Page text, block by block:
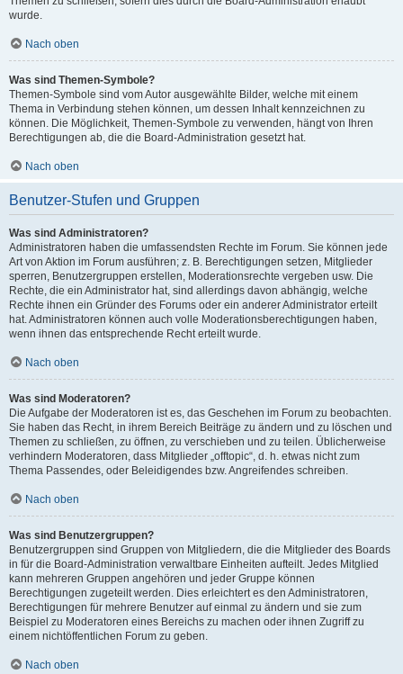
wurde.
Nach oben
Was sind Themen-Symbole?
Themen-Symbole sind vom Autor ausgewählte Bilder, welche mit einem
Thema in Verbindung stehen können, um dessen Inhalt kennzeichnen zu
können. Die Möglichkeit, Themen-Symbole zu verwenden, hängt von Ihren
Berechtigungen ab, die die Board-Administration gesetzt hat.
Nach oben
Benutzer-Stufen und Gruppen
Was sind Administratoren?
Administratoren haben die umfassendsten Rechte im Forum. Sie können jede
Art von Aktion im Forum ausführen; z. B. Berechtigungen setzen, Mitglieder
sperren, Benutzergruppen erstellen, Moderationsrechte vergeben usw. Die
Rechte, die ein Administrator hat, sind allerdings davon abhängig, welche
Rechte ihnen ein Gründer des Forums oder ein anderer Administrator erteilt
hat. Administratoren können auch volle Moderationsberechtigungen haben,
wenn ihnen das entsprechende Recht erteilt wurde.
Nach oben
Was sind Moderatoren?
Die Aufgabe der Moderatoren ist es, das Geschehen im Forum zu beobachten.
Sie haben das Recht, in ihrem Bereich Beiträge zu ändern und zu löschen und
Themen zu schließen, zu öffnen, zu verschieben und zu teilen. Üblicherweise
verhindern Moderatoren, dass Mitglieder „offtopic“, d. h. etwas nicht zum
Thema Passendes, oder Beleidigendes bzw. Angreifendes schreiben.
Nach oben
Was sind Benutzergruppen?
Benutzergruppen sind Gruppen von Mitgliedern, die die Mitglieder des Boards
in für die Board-Administration verwaltbare Einheiten aufteilt. Jedes Mitglied
kann mehreren Gruppen angehören und jeder Gruppe können
Berechtigungen zugeteilt werden. Dies erleichtert es den Administratoren,
Berechtigungen für mehrere Benutzer auf einmal zu ändern und sie zum
Beispiel zu Moderatoren eines Bereichs zu machen oder ihnen Zugriff zu
einem nichtöffentlichen Forum zu geben.
Nach oben